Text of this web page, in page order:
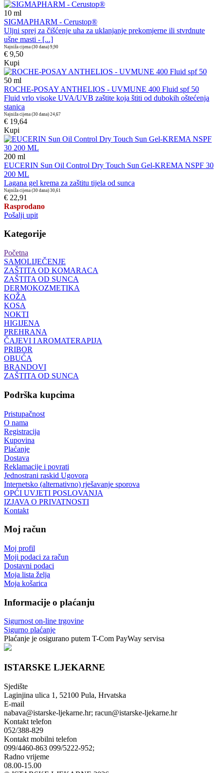
10 ml
SIGMAPHARM - Cerustop®
Uljni sprej za čišćenje uha za uklanjanje prekomjerne ili stvrdnute
ušne masti - [...]
Najniža cijena (30 dana) 9,90
€ 9,50
Kupi
50 ml
ROCHE-POSAY ANTHELIOS - UVMUNE 400 Fluid spf 50
Fluid vrlo visoke UVA/UVB zaštite koja štiti od dubokih oštećenja
stanica
Najniža cijena (30 dana) 24,67
€ 19,64
Kupi
200 ml
EUCERIN Sun Oil Control Dry Touch Sun Gel-KREMA NSPF 30
200 ML
Lagana gel krema za zaštitu tijela od sunca
Najniža cijena (30 dana) 30,61
€ 22,91
Rasprodano
Pošalji upit
Kategorije
Početna
SAMOLIJEČENJE
ZAŠTITA OD KOMARACA
ZAŠTITA OD SUNCA
DERMOKOZMETIKA
KOŽA
KOSA
NOKTI
HIGIJENA
PREHRANA
ČAJEVI I AROMATERAPIJA
PRIBOR
OBUĆA
BRANDOVI
ZAŠTITA OD SUNCA
Podrška kupcima
Pristupačnost
O nama
Registracija
Kupovina
Plaćanje
Dostava
Reklamacije i povrati
Jednostrani raskid Ugovora
Internetsko (alternativno) rješavanje sporova
OPĆI UVJETI POSLOVANJA
IZJAVA O PRIVATNOSTI
Kontakt
Moj račun
Moj profil
Moji podaci za račun
Dostavni podaci
Moja lista želja
Moja košarica
Informacije o plaćanju
Sigurnost on-line trgovine
Sigurno plaćanje
Plaćanje je osigurano putem T-Com PayWay servisa
ISTARSKE LJEKARNE
Sjedište
Laginjina ulica 1, 52100 Pula, Hrvatska
E-mail
nabava@istarske-ljekarne.hr; racun@istarske-ljekarne.hr
Kontakt telefon
052/388-829
Kontakt mobilni telefon
099/4460-863 099/5222-952;
Radno vrijeme
08.00-15.00